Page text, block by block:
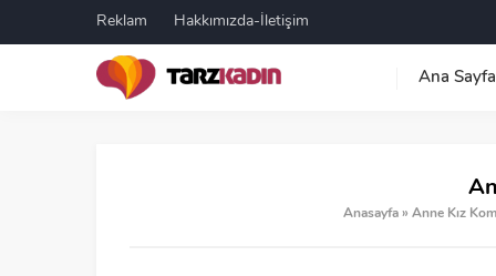
Reklam Hakkımızda-İletişim
Ana Sayfa
Anasayfa » Anne Kız